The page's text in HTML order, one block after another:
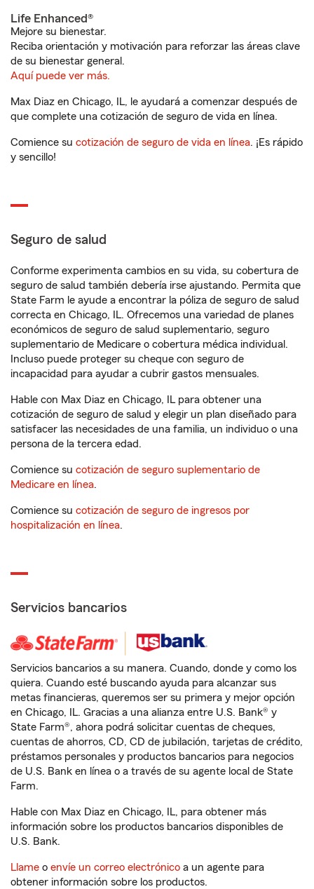
Life Enhanced®
Mejore su bienestar.
Reciba orientación y motivación para reforzar las áreas clave
de su bienestar general.
Aquí puede ver más.
Max Diaz en Chicago, IL, le ayudará a comenzar después de
que complete una cotización de seguro de vida en línea.
Comience su cotización de seguro de vida en línea. ¡Es rápido
y sencillo!
Seguro de salud
Conforme experimenta cambios en su vida, su cobertura de
seguro de salud también debería irse ajustando. Permita que
State Farm le ayude a encontrar la póliza de seguro de salud
correcta en Chicago, IL. Ofrecemos una variedad de planes
económicos de seguro de salud suplementario, seguro
suplementario de Medicare o cobertura médica individual.
Incluso puede proteger su cheque con seguro de
incapacidad para ayudar a cubrir gastos mensuales.
Hable con Max Diaz en Chicago, IL para obtener una
cotización de seguro de salud y elegir un plan diseñado para
satisfacer las necesidades de una familia, un individuo o una
persona de la tercera edad.
Comience su cotización de seguro suplementario de
Medicare en línea.
Comience su cotización de seguro de ingresos por
hospitalización en línea.
Servicios bancarios
Servicios bancarios a su manera. Cuando, donde y como los
quiera. Cuando esté buscando ayuda para alcanzar sus
metas financieras, queremos ser su primera y mejor opción
en Chicago, IL. Gracias a una alianza entre U.S. Bank® y
State Farm®, ahora podrá solicitar cuentas de cheques,
cuentas de ahorros, CD, CD de jubilación, tarjetas de crédito,
préstamos personales y productos bancarios para negocios
de U.S. Bank en línea o a través de su agente local de State
Farm.
Hable con Max Diaz en Chicago, IL, para obtener más
información sobre los productos bancarios disponibles de
U.S. Bank.
Llame o envíe un correo electrónico a un agente para
obtener información sobre los productos.